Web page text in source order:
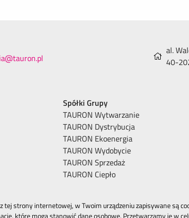
al.
40-
Spółki Grupy
TAURON Wytwarzanie
TAURON Dystrybucja
TAURON Ekoenergia
TAURON Wydobycie
TAURON Sprzedaż
TAURON Ciepło
tej strony internetowej, w Twoim urządzeniu zapisywane są
które mogą stanowić dane osobowe. Przetwarzamy je w